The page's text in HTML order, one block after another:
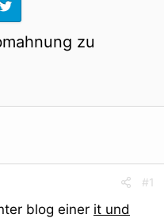
zu
#1
blog einer it und